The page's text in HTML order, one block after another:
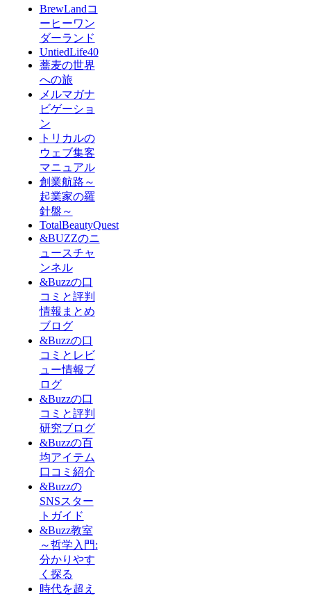
BrewLandコ
ーヒーワン
ダーランド
UntiedLife40
蕎麦の世界
への旅
メルマガナ
ビゲーショ
ン
トリカルの
ウェブ集客
マニュアル
創業航路～
起業家の羅
針盤～
TotalBeautyQuest
&BUZZのニ
ュースチャ
ンネル
&Buzzの口
コミと評判
情報まとめ
ブログ
&Buzzの口
コミとレビ
ュー情報ブ
ログ
&Buzzの口
コミと評判
研究ブログ
&Buzzの百
均アイテム
口コミ紹介
&Buzzの
SNSスター
トガイド
&Buzz教室
～哲学入門:
分かりやす
く探る
時代を超え